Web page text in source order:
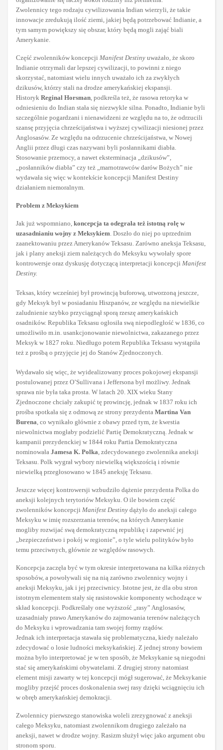
Zwolennicy tego rodzaju cywilizowania Indian wierzyli, że takie
innowacje zredukują ilość ziemi, jakiej będą potrzebować Indianie, a
tym samym powiększy się obszar, który będą mogli zająć biali
Amerykanie.
Część zwolenników koncepcji Manifest Destiny uważało, że skoro
Indianie otrzymali dar lepszej cywilizacji, to powinni z niego
skorzystać, natomiast wielu innych uważało ich za zwykłych
dzikusów, którzy stali na drodze amerykańskiej ekspansji.
Historyk Reginal Horsman, podkreśla też, że rasowa retoryka w
odniesieniu do Indian stała się niezwykle silna. Ponadto, Indianie byli
szczególnie pogardzani i nienawidzeni ze względu na to, że odrzucili
szansę przyjęcia chrześcijaństwa i wyższej cywilizacji niesionej przez
Anglosasów. Ze względu na odrzucenie chrześcijaństwa, w Nowej
Anglii przez długi czas nazywani byli posłannikami diabła.
Stosowanie przemocy, a nawet eksterminacja „dzikusów”,
„posłanników diabła” czy też „marnotrawców darów Bożych” nie
wydawała się więc w kontekście koncepcji Manifest Destiny
działaniem niemoralnym.
Problem z Meksykiem
Jak już wspomniano, koncepcja ta odegrała też istotną rolę w
uzasadnianiu wojny z Meksykiem. Doszło do niej po uprzednim
zaanektowaniu przez Amerykanów Teksasu. Zarówno aneksja Teksasu,
jak i plany aneksji ziem należących do Meksyku wywołały spore
kontrowersje oraz dyskusję dotyczącą interpretacji koncepcji Manifest
Destiny.
Teksas, który wcześniej był prowincją buforową, utworzoną jeszcze,
gdy Meksyk był w posiadaniu Hiszpanów, ze względu na niewielkie
zaludnienie szybko przyciągnął sporą rzeszę amerykańskich
osadników. Republika Teksasu ogłosiła swą niepodległość w 1836, co
umożliwiło m.in. usankcjonowanie niewolnictwa, zakazanego przez
Meksyk w 1827 roku. Niedługo potem Republika Teksasu wystąpiła
też z prośbą o przyjęcie jej do Stanów Zjednoczonych.
Wydawało się więc, że wyidealizowany proces pokojowej ekspansji
postulowanej przez O’Sullivana i Jeffersona był możliwy. Jednak
sprawa nie była taka prosta. W latach 20. XIX wieku Stany
Zjednoczone chciały zakupić tę prowincję, jednak w 1837 roku ich
prośba spotkała się z odmową ze strony prezydenta Martina Van
Burena, co wynikało głównie z obawy przed tym, że kwestia
niewolnictwa mogłaby podzielić Partię Demokratyczną. Jednak w
kampanii prezydenckiej w 1844 roku Partia Demokratyczna
nominowała Jamesa K. Polka, zdecydowanego zwolennika aneksji
Teksasu. Polk wygrał wybory niewielką większością i równie
niewielką przegłosowano w 1845 aneksję Teksasu.
Jeszcze więcej kontrowersji wzbudziło dążenie prezydenta Polka do
aneksji kolejnych terytoriów Meksyku. O ile bowiem część
zwolenników koncepcji Manifest Destiny dążyło do aneksji całego
Meksyku w imię rozszerzania terenów, na których Amerykanie
mogliby rozwijać swą demokratyczną republikę i zapewnić jej
„bezpieczeństwo i pokój w regionie”, o tyle wielu polityków było
temu przeciwnych, głównie ze względów rasowych.
Koncepcja zaczęła być w tym okresie interpretowana na kilka różnych
sposobów, a powoływali się na nią zarówno zwolennicy wojny i
aneksji Meksyku, jak i jej przeciwnicy. Istotne jest, że dla obu stron
istotnym elementem stały się rasistowskie komponenty wchodzące w
skład koncepcji. Podkreślały one wyższość „rasy” Anglosasów,
uzasadniały prawo Amerykanów do zajmowania terenów należących
do Meksyku i wprowadzania tam swojej formy rządów.
Jednak ich interpretacja stawała się problematyczna, kiedy należało
zdecydować o losie ludności meksykańskiej. Z jednej strony bowiem
można było interpretować je w ten sposób, że Meksykanie są niegodni
stać się amerykańskimi obywatelami. Z drugiej strony natomiast
element misji zawarty w tej koncepcji mógł sugerować, że Meksykanie
mogliby przejść proces doskonalenia swej rasy dzięki wciągnięciu ich
w obręb amerykańskiej demokracji.
Zwolennicy pierwszego stanowiska woleli zrezygnować z aneksji
całego Meksyku, natomiast zwolennikom drugiego zależało na
aneksji, nawet w drodze wojny. Rasizm służył więc jako argument obu
stronom sporu.